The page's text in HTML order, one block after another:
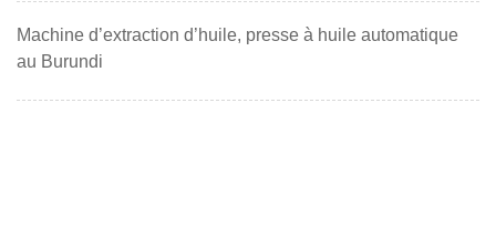
Machine d’extraction d’huile, presse à huile automatique
au Burundi